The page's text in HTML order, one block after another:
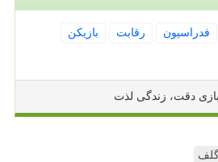
فدراسیون رقابت
بازیكن
دقت، زندگی لذت